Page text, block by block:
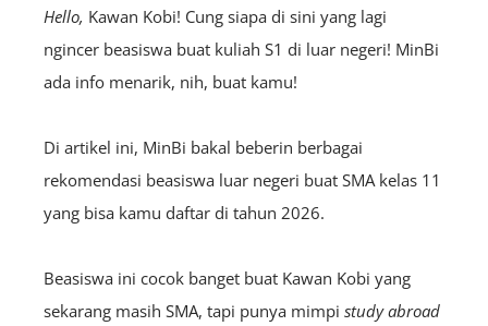
Hello, Kawan Kobi! Cung siapa di sini yang lagi
ngincer beasiswa buat kuliah S1 di luar negeri! MinBi
ada info menarik, nih, buat kamu!
Di artikel ini, MinBi bakal beberin berbagai
rekomendasi beasiswa luar negeri buat SMA kelas 11
yang bisa kamu daftar di tahun 2026.
Beasiswa ini cocok banget buat Kawan Kobi yang
sekarang masih SMA, tapi punya mimpi study abroad